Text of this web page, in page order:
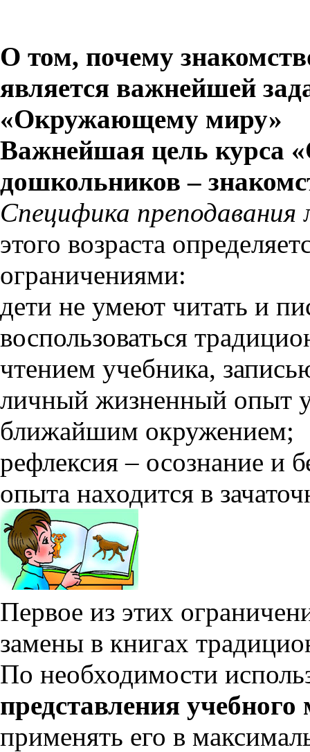
О том, почему
является важнейшей
«Окружающему миру»
Важнейшая цель курса
дошкольников –
Специфика преподавания
этого возраста
ограничениями:
дети не умеют читать и
воспользоваться
чтением учебника,
личный жизненный опыт
ближайшим окружением;
рефлексия – осознание и
опыта находится в
Первое из этих
замены в книгах
По необходимости
представления учебного
применять его в